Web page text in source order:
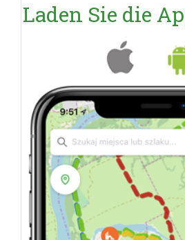
Laden Sie die